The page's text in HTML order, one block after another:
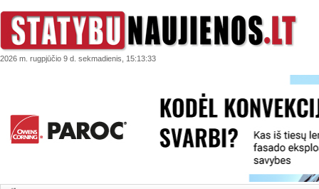
2026 m. rugpjūčio 9 d. sekmadienis, 15:13:33